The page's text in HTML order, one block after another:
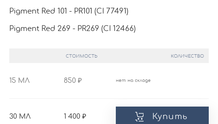
Pigment Red 101 - PR101 (CI 77491)
Pigment Red 269 - PR269 (CI 12466)
СТОИМОСТЬ КОЛИЧЕСТВО
15 МЛ 850 нет на складе
30 МЛ 1 400 Купить